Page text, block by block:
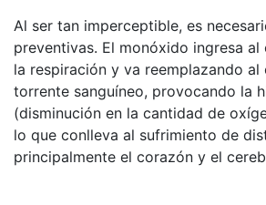
Al ser tan imperceptible, es
preventivas. El monóxido ingresa
la respiración y va reemplazando al
torrente sanguíneo, provocando la
(disminución en la cantidad de
lo que conlleva al sufrimiento de
principalmente el corazón y el